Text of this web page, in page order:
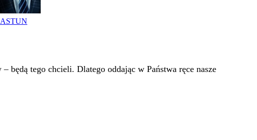
będą tego chcieli. Dlatego oddając w Państwa ręce nasze